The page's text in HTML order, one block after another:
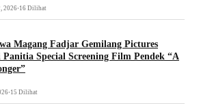
2026•16 Dilihat
Magang Fadjar Gemilang Pictures
Special Screening Film Pendek “A
•15 Dilihat